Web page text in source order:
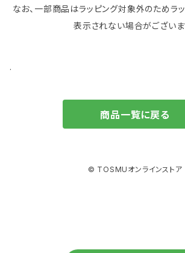
なお、一部商品はラッピング対象外のためラ
表示されない場合がございま
.
商品一覧に戻る
© TOSMUオンラインストア